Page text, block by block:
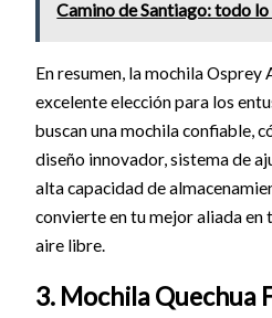
Camino de Santiago: todo
En resumen, la mochila Osprey
excelente elección para los
buscan una mochila confiable,
diseño innovador, sistema de
alta capacidad de
convierte en tu mejor aliada en
aire libre.
3. Mochila Quechua